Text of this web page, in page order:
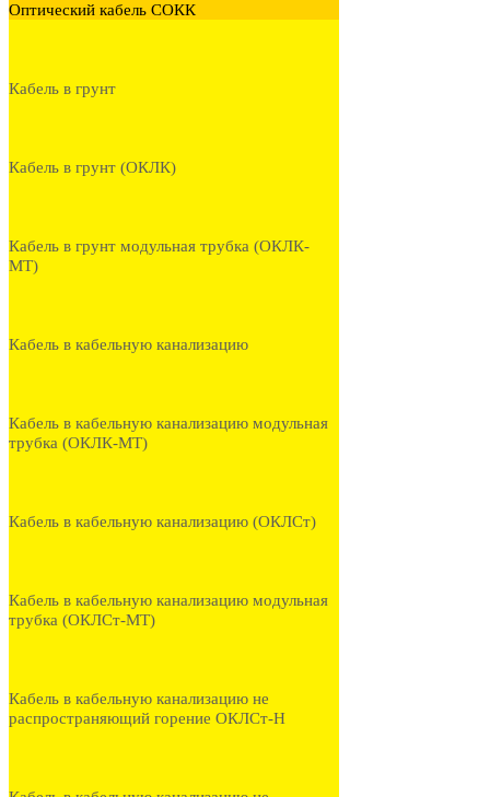
Оптический кабель СОКК
Кабель в грунт
Кабель в грунт (ОКЛК)
Кабель в грунт модульная трубка (ОКЛК-
МТ)
Кабель в кабельную канализацию
Кабель в кабельную канализацию модульная
трубка (ОКЛК-МТ)
Кабель в кабельную канализацию (ОКЛСт)
Кабель в кабельную канализацию модульная
трубка (ОКЛСт-МТ)
Кабель в кабельную канализацию не
распространяющий горение ОКЛСт-Н